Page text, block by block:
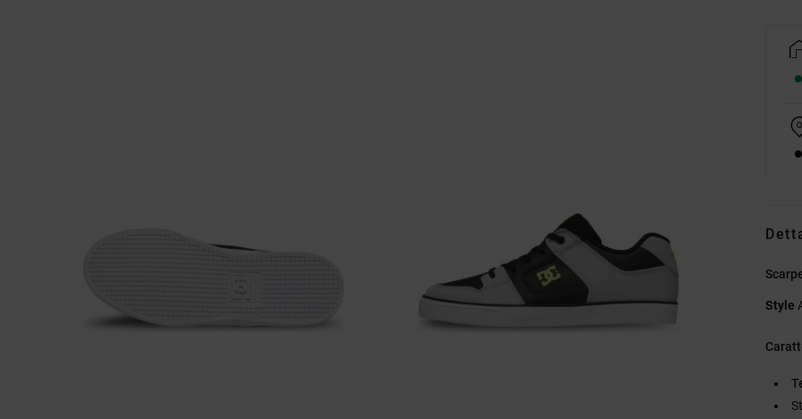
Style